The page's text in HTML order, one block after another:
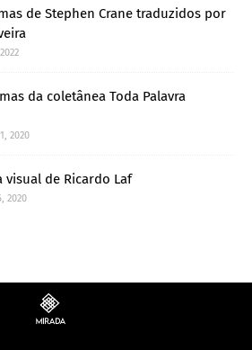
de Stephen Crane traduzidos por
da coletânea Toda Palavra
2020
visual de Ricardo Laf
2020